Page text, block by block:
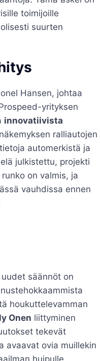
toimijoille
suurten
Hansen, johtaa
yrityksen
innovatiivista
ralliautojen
automerkistä ja
julkistettu, projekti
on valmis, ja
vauhdissa ennen
säännöt on
houkuttelevamman
Onen liittyminen
tekevät
avaavat ovia muillekin